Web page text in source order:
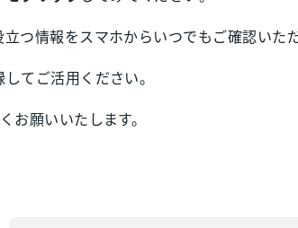
つ情報をスマホからいつでもご確認いただ
てご活用ください。
お願いいたします。